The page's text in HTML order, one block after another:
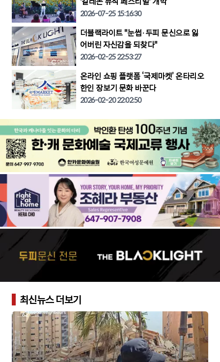
2026-07-25 15:16:30
더블랙라이트 "눈썹·두피 문신으로 잃
어버린 자신감을 되찾다"
2026-02-25 22:53:27
온라인 쇼핑 플랫폼 ‘국제마켓’ 온타리오
한인 장보기 문화 바꾼다
2026-02-20 22:02:50
최신뉴스 더보기